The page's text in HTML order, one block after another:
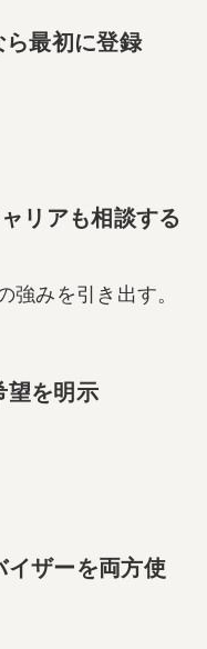
最初に登録
リアも相談する
強みを引き出す。
を明示
ザーを両方使